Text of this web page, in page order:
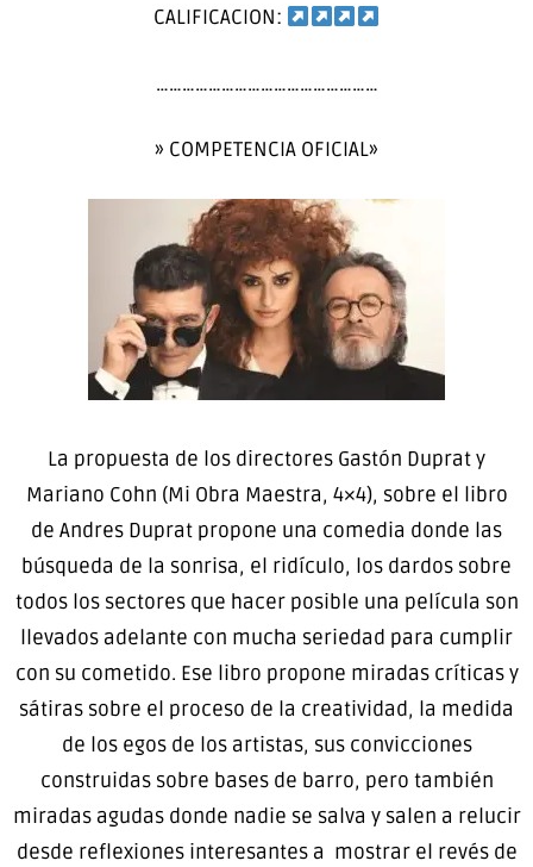
CALIFICACION:
……………………………………………
» COMPETENCIA OFICIAL»
La propuesta de los directores Gastón Duprat y
Mariano Cohn (Mi Obra Maestra, 4×4), sobre el libro
de Andres Duprat propone una comedia donde las
búsqueda de la sonrisa, el ridículo, los dardos sobre
todos los sectores que hacer posible una película son
llevados adelante con mucha seriedad para cumplir
con su cometido. Ese libro propone miradas críticas y
sátiras sobre el proceso de la creatividad, la medida
de los egos de los artistas, sus convicciones
construidas sobre bases de barro, pero también
miradas agudas donde nadie se salva y salen a relucir
desde reflexiones interesantes a mostrar el revés de